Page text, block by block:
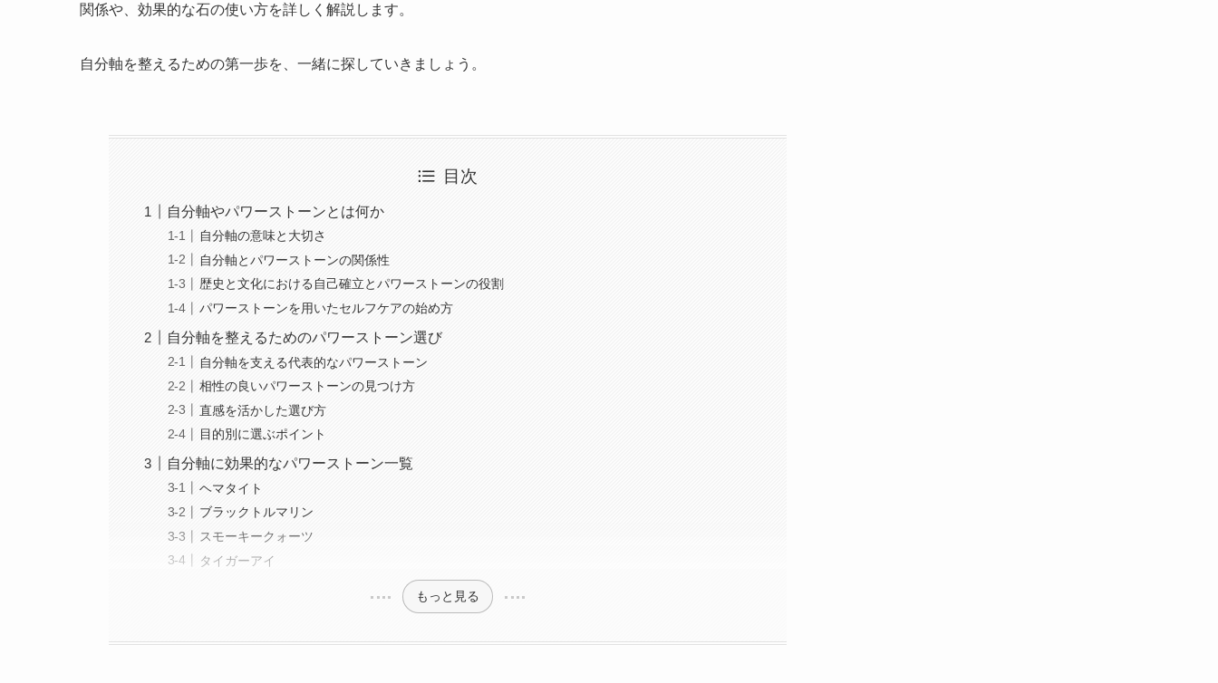
関係や、効果的な石の使い方を詳しく解説します。
自分軸を整えるための第一歩を、一緒に探していきましょう。
目次
自分軸やパワーストーンとは何か
自分軸の意味と大切さ
自分軸とパワーストーンの関係性
歴史と文化における自己確立とパワーストーンの役割
パワーストーンを用いたセルフケアの始め方
自分軸を整えるためのパワーストーン選び
自分軸を支える代表的なパワーストーン
相性の良いパワーストーンの見つけ方
直感を活かした選び方
目的別に選ぶポイント
自分軸に効果的なパワーストーン一覧
ヘマタイト
ブラックトルマリン
スモーキークォーツ
タイガーアイ
もっと見る